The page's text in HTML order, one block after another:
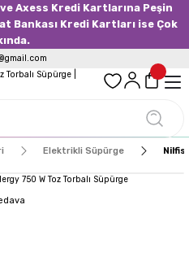
Axess Kredi Kartlarına Peşin
Bankası Kredi Kartları ise Çok
Elektrikli Süpürge